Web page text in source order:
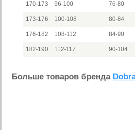
170-173 96-100 76-80
173-176 100-108 80-84
176-182 108-112 84-90
182-190 112-117 90-104
Больше товаров бренда